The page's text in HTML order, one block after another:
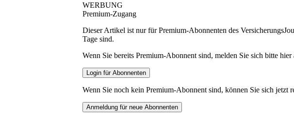
WERBUNG
Premium-Zugang
Dieser Artikel ist nur für Premium-Abonnenten des
Tage sind.
Wenn Sie bereits Premium-Abonnent sind, melden Sie sich bitte hier
Wenn Sie noch kein Premium-Abonnent sind, können Sie sich jetzt